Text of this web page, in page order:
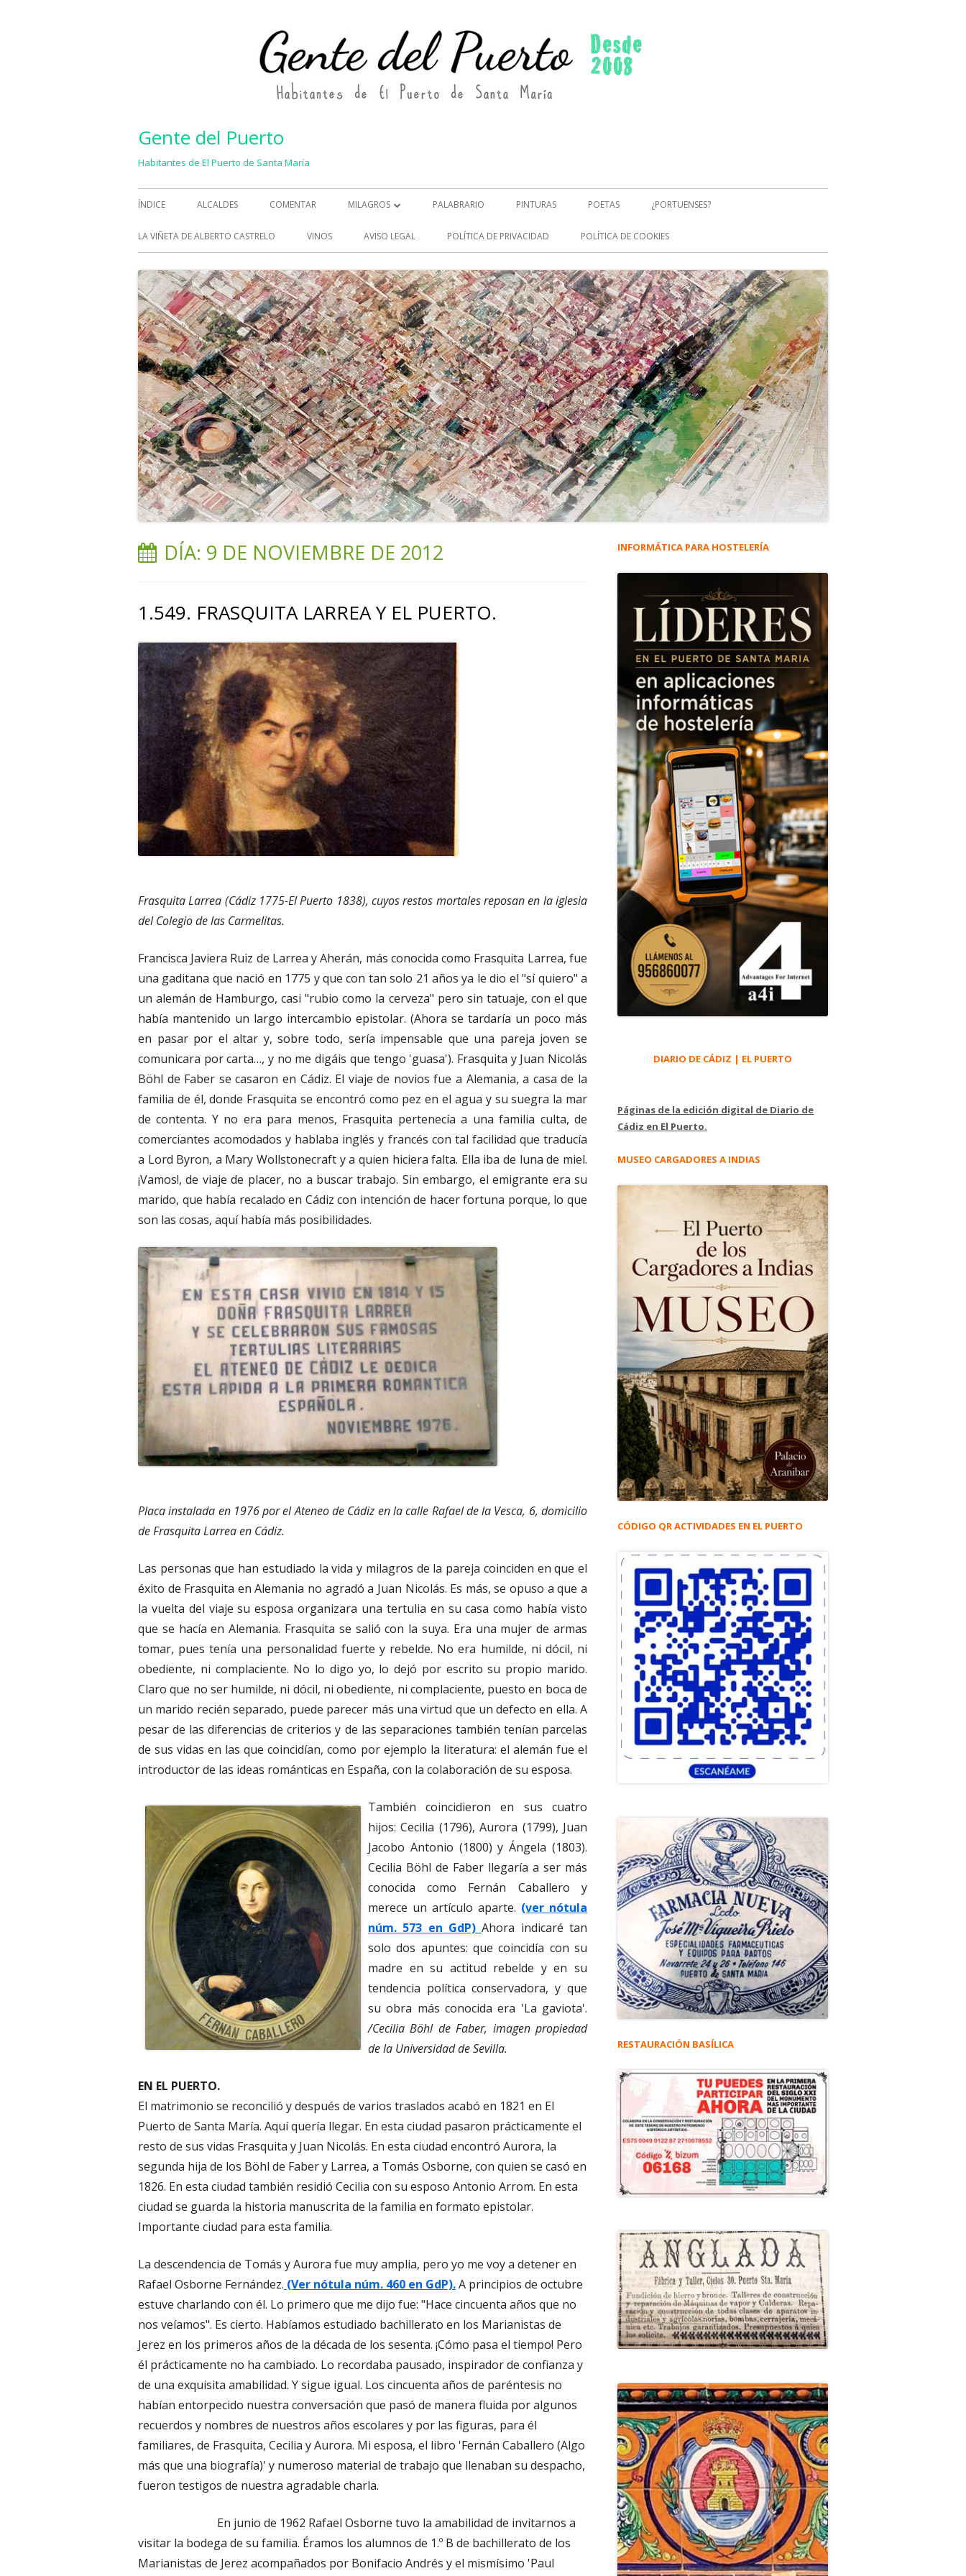
Gente del Puerto
Habitantes de El Puerto de Santa María
Menú
principal
ÍNDICE ALCALDES COMENTAR MILAGROS
MILAGROS (2)
PALABRARIO PINTURAS POETAS ¿PORTUENSES?
LA VIÑETA DE ALBERTO CASTRELO VINOS AVISO LEGAL POLÍTICA DE PRIVACIDAD POLÍTICA DE COOKIES
DÍA: 9 DE NOVIEMBRE DE 2012
1.549. FRASQUITA LARREA Y EL PUERTO.
Frasquita Larrea (Cádiz 1775-El Puerto 1838), cuyos restos mortales reposan en la iglesia
del Colegio de las Carmelitas.
Francisca Javiera Ruiz de Larrea y Aherán, más conocida como Frasquita Larrea, fue
una gaditana que nació en 1775 y que con tan solo 21 años ya le dio el "sí quiero" a
un alemán de Hamburgo, casi "rubio como la cerveza" pero sin tatuaje, con el que
había mantenido un largo intercambio epistolar. (Ahora se tardaría un poco más
en pasar por el altar y, sobre todo, sería impensable que una pareja joven se
comunicara por carta…, y no me digáis que tengo 'guasa'). Frasquita y Juan Nicolás
Böhl de Faber se casaron en Cádiz. El viaje de novios fue a Alemania, a casa de la
familia de él, donde Frasquita se encontró como pez en el agua y su suegra la mar
de contenta. Y no era para menos, Frasquita pertenecía a una familia culta, de
comerciantes acomodados y hablaba inglés y francés con tal facilidad que traducía
a Lord Byron, a Mary Wollstonecraft y a quien hiciera falta. Ella iba de luna de miel.
¡Vamos!, de viaje de placer, no a buscar trabajo. Sin embargo, el emigrante era su
marido, que había recalado en Cádiz con intención de hacer fortuna porque, lo que
son las cosas, aquí había más posibilidades.
Placa instalada en 1976 por el Ateneo de Cádiz en la calle Rafael de la Vesca, 6, domicilio
de Frasquita Larrea en Cádiz.
Las personas que han estudiado la vida y milagros de la pareja coinciden en que el
éxito de Frasquita en Alemania no agradó a Juan Nicolás. Es más, se opuso a que a
la vuelta del viaje su esposa organizara una tertulia en su casa como había visto
que se hacía en Alemania. Frasquita se salió con la suya. Era una mujer de armas
tomar, pues tenía una personalidad fuerte y rebelde. No era humilde, ni dócil, ni
obediente, ni complaciente. No lo digo yo, lo dejó por escrito su propio marido.
Claro que no ser humilde, ni dócil, ni obediente, ni complaciente, puesto en boca de
un marido recién separado, puede parecer más una virtud que un defecto en ella. A
pesar de las diferencias de criterios y de las separaciones también tenían parcelas
de sus vidas en las que coincidían, como por ejemplo la literatura: el alemán fue el
introductor de las ideas románticas en España, con la colaboración de su esposa.
También coincidieron en sus cuatro
hijos: Cecilia (1796), Aurora (1799), Juan
Jacobo Antonio (1800) y Ángela (1803).
Cecilia Böhl de Faber llegaría a ser más
conocida como Fernán Caballero y
merece un artículo aparte. (ver nótula
núm. 573 en GdP) Ahora indicaré tan
solo dos apuntes: que coincidía con su
madre en su actitud rebelde y en su
tendencia política conservadora, y que
su obra más conocida era 'La gaviota'.
/Cecilia Böhl de Faber, imagen propiedad
de la Universidad de Sevilla.
EN EL PUERTO.
El matrimonio se reconcilió y después de varios traslados acabó en 1821 en El
Puerto de Santa María. Aquí quería llegar. En esta ciudad pasaron prácticamente el
resto de sus vidas Frasquita y Juan Nicolás. En esta ciudad encontró Aurora, la
segunda hija de los Böhl de Faber y Larrea, a Tomás Osborne, con quien se casó en
1826. En esta ciudad también residió Cecilia con su esposo Antonio Arrom. En esta
ciudad se guarda la historia manuscrita de la familia en formato epistolar.
Importante ciudad para esta familia.
La descendencia de Tomás y Aurora fue muy amplia, pero yo me voy a detener en
Rafael Osborne Fernández. (Ver nótula núm. 460 en GdP).A principios de octubre
estuve charlando con él. Lo primero que me dijo fue: "Hace cincuenta años que no
nos veíamos". Es cierto. Habíamos estudiado bachillerato en los Marianistas de
Jerez en los primeros años de la década de los sesenta. ¡Cómo pasa el tiempo! Pero
él prácticamente no ha cambiado. Lo recordaba pausado, inspirador de confianza y
de una exquisita amabilidad. Y sigue igual. Los cincuenta años de paréntesis no
habían entorpecido nuestra conversación que pasó de manera fluida por algunos
recuerdos y nombres de nuestros años escolares y por las figuras, para él
familiares, de Frasquita, Cecilia y Aurora. Mi esposa, el libro 'Fernán Caballero (Algo
más que una biografía)' y numeroso material de trabajo que llenaban su despacho,
fueron testigos de nuestra agradable charla.
En junio de 1962 Rafael Osborne tuvo la amabilidad de invitarnos a
visitar la bodega de su familia. Éramos los alumnos de 1.º B de bachillerato de los
Marianistas de Jerez acompañados por Bonifacio Andrés y el mismísimo 'Paul
Barra
principal
INFORMÁTICA PARA HOSTELERÍA
DIARIO DE CÁDIZ | EL PUERTO
Páginas de la edición digital de Diario de
Cádiz en El Puerto.
MUSEO CARGADORES A INDIAS
CÓDIGO QR ACTIVIDADES EN EL PUERTO
RESTAURACIÓN BASÍLICA